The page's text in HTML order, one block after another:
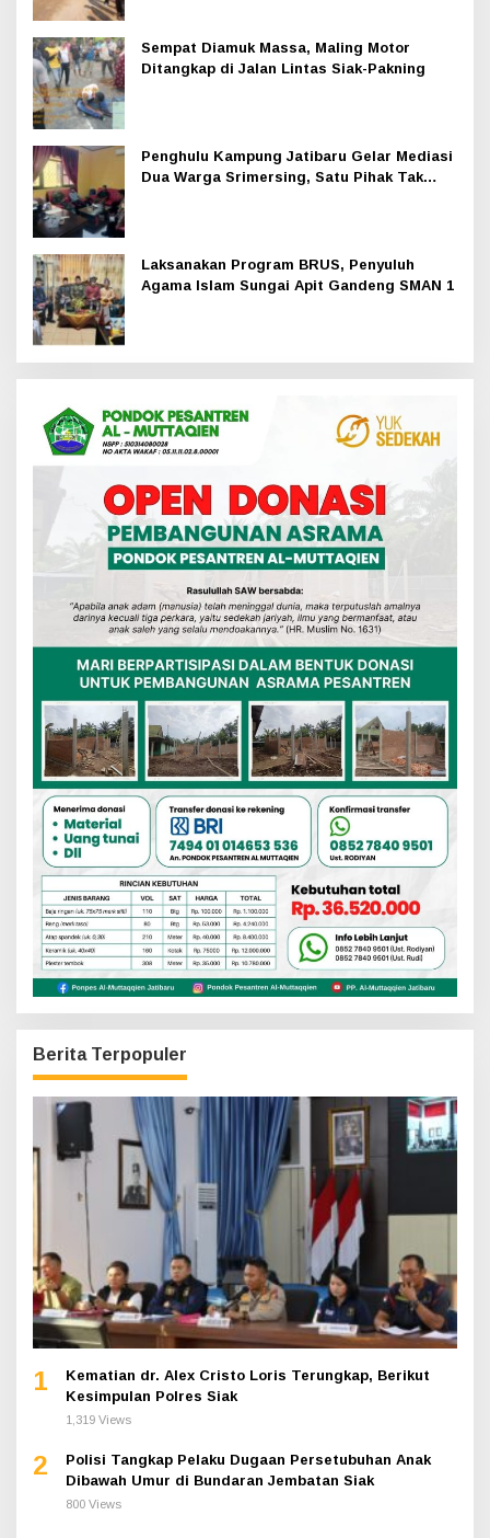
Sempat Diamuk Massa, Maling Motor
Ditangkap di Jalan Lintas Siak-Pakning
Penghulu Kampung Jatibaru Gelar Mediasi
Dua Warga Srimersing, Satu Pihak Tak
Laksanakan Program BRUS, Penyuluh
Agama Islam Sungai Apit Gandeng SMAN 1
Berita Terpopuler
1
Kematian dr. Alex Cristo Loris Terungkap, Berikut
Kesimpulan Polres Siak
1,319 Views
2
Polisi Tangkap Pelaku Dugaan Persetubuhan Anak
Dibawah Umur di Bundaran Jembatan Siak
800 Views